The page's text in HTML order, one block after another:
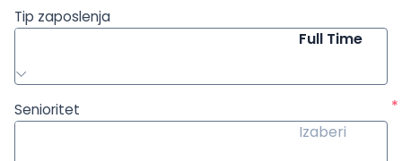
Tip zaposlenja
Full Time
Senioritet
*
Izaberi